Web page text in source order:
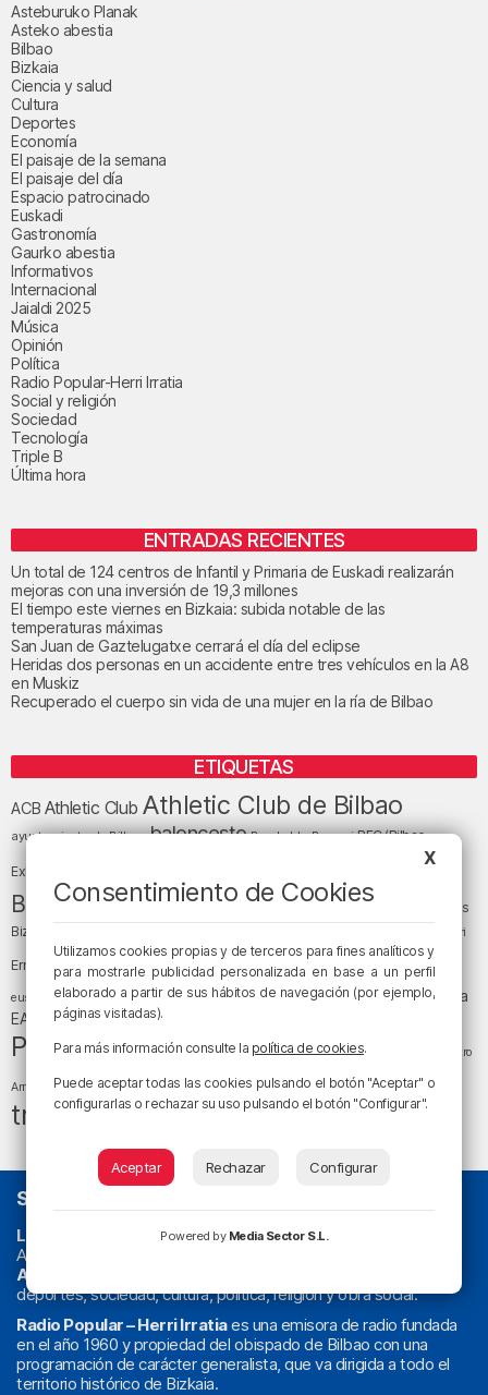
Asteburuko Planak
Asteko abestia
Bilbao
Bizkaia
Ciencia y salud
Cultura
Deportes
Economía
El paisaje de la semana
El paisaje del día
Espacio patrocinado
Euskadi
Gastronomía
Gaurko abestia
Informativos
Internacional
Jaialdi 2025
Música
Opinión
Política
Radio Popular-Herri Irratia
Social y religión
Sociedad
Tecnología
Triple B
Última hora
ENTRADAS RECIENTES
Un total de 124 centros de Infantil y Primaria de Euskadi realizarán
mejoras con una inversión de 19,3 millones
El tiempo este viernes en Bizkaia: subida notable de las
temperaturas máximas
San Juan de Gaztelugatxe cerrará el día del eclipse
Heridas dos personas en un accidente entre tres vehículos en la A8
en Muskiz
Recuperado el cuerpo sin vida de una mujer en la ría de Bilbao
ETIQUETAS
ACB Athletic Club Athletic Club de Bilbao
ayuntamiento de Bilbao baloncesto Barakaldo Basauri BEC (Bilbao
Exhibition Center) Bizkaia
Bizkaia y sus comarcas Copa del Rey cultura
Cáritas
Bizkaia
Diócesis de Bilbao el tiempo Enkarterri
Ernesto Valverde Ertzaintza Euskadi (País Vasco)
euskera fiestas fútbol Gobierno vasco juanma jubera LaLiga LaLiga
EA Sports Liga Endesa
Política religión San Mamés sociedadsucesos Teatro
Arriaga tiempotiempo atmosféricotráfico
tráfico en Bizkaia
SOBRE NOSOTROS
La radio sin cadenas. Desde 1960 haciendo radio en Bilbao.
Actualidad y
Athletic
deportes, sociedad, cultura, política, religión y obra social.
Radio Popular – Herri Irratiaes una emisora de radio fundada
en el año 1960 y propiedad del obispado de Bilbao con una
programación de carácter generalista, que va dirigida a todo el
territorio histórico de Bizkaia.
X
Consentimiento de Cookies
Utilizamos cookies propias y de terceros para fines analíticos y
para mostrarle publicidad personalizada en base a un perfil
elaborado a partir de sus hábitos de navegación (por ejemplo,
páginas visitadas).
Para más información consulte la política de cookies.
Puede aceptar todas las cookies pulsando el botón "Aceptar" o
configurarlas o rechazar su uso pulsando el botón "Configurar".
Aceptar Rechazar Configurar
Powered by Media Sector S.L.